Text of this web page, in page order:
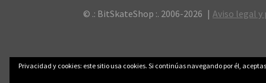
© .: BitSkateShop :. 2006-2026 Aviso legal y
Privacidad y cookies: este sitio usa cookies. Si continúas navegando por él,